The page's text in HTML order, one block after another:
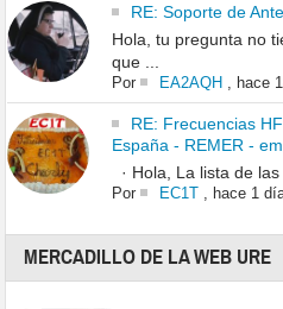
RE: Soporte de
Hola, tu pregunta no
que ...
Por EA2AQH, hace
RE: Frecuencias
España - REMER -
· Hola, La lista de las
Por EC1T, hace 1
MERCADILLO DE LA WEB URE